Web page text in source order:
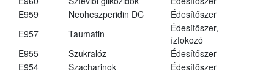
E959
Neoheszperidin DC
Édesítőszer
E957
Taumatin
Édesítőszer,
ízfokozó
E955
Szukralóz
Édesítőszer
E954
Szacharinok Édesítőszer